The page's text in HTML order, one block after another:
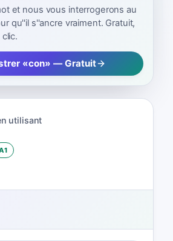
et nous vous interrogerons au
qu''il s''ancre vraiment. Gratuit,
«con» — Gratuit
utilisant